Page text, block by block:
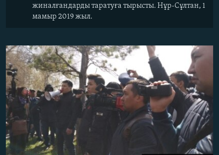
жиналғандарды таратуға тырысты. Нұр-Сұлтан, 1
мамыр 2019 жыл.